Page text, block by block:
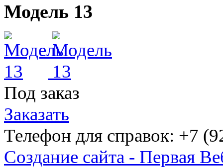
Модель 13
Под заказ
Заказать
Телефон для справок: +7
Создание сайта - Первая